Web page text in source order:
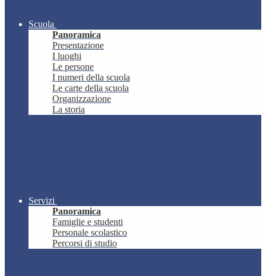
Scuola
Panoramica
Presentazione
I luoghi
Le persone
I numeri della scuola
Le carte della scuola
Organizzazione
La storia
Servizi
Panoramica
Famiglie e studenti
Personale scolastico
Percorsi di studio